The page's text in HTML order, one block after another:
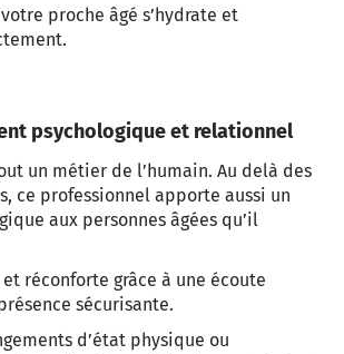
proche âgé s’hydrate et
psychologique et relationnel
un métier de l’humain. Au delà des
ce professionnel apporte aussi un
aux personnes âgées qu’il
réconforte grâce à une écoute
sécurisante.
d’état physique ou